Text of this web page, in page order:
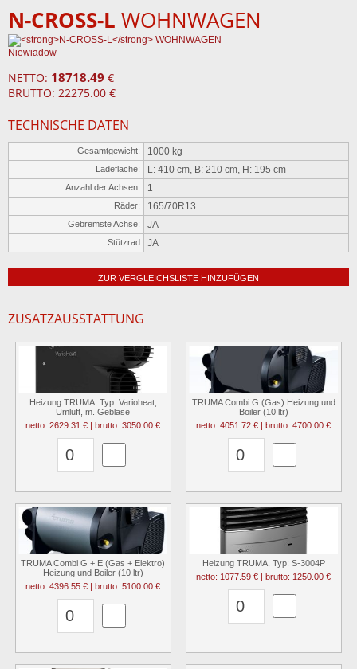
N-CROSS-L WOHNWAGEN
Niewiadow
NETTO: 18718.49 €
BRUTTO: 22275.00 €
TECHNISCHE DATEN
Gesamtgewicht: 1000 kg
Ladefläche: L: 410 cm, B: 210 cm, H: 195 cm
Anzahl der Achsen: 1
Räder: 165/70R13
Gebremste Achse: JA
Stützrad JA
ZUR VERGLEICHSLISTE HINZUFÜGEN
ZUSATZAUSSTATTUNG
Heizung TRUMA, Typ: Varioheat,
Umluft, m. Gebläse
netto: 2629.31 € | brutto: 3050.00 €
TRUMA Combi G (Gas) Heizung und
Boiler (10 ltr)
netto: 4051.72 € | brutto: 4700.00 €
TRUMA Combi G + E (Gas + Elektro)
Heizung und Boiler (10 ltr)
netto: 4396.55 € | brutto: 5100.00 €
Heizung TRUMA, Typ: S-3004P
netto: 1077.59 € | brutto: 1250.00 €